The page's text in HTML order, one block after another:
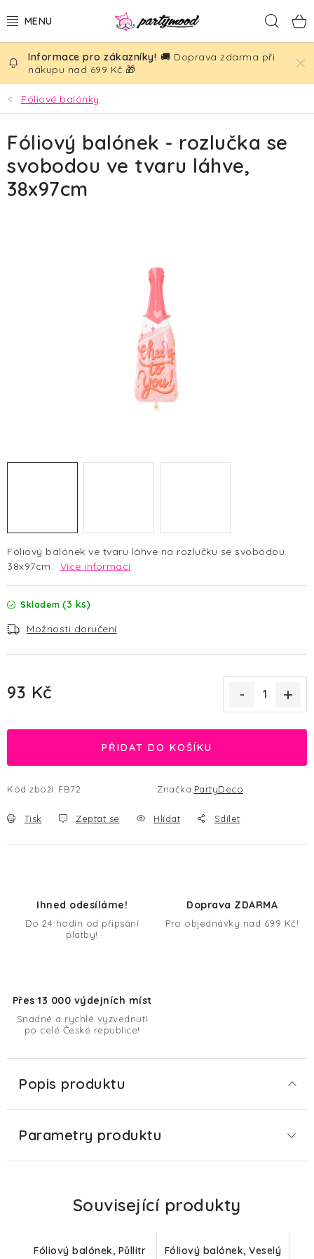
na
BALÓNKY
PÁRTY DEKORACE
PÁRTY DOPLŇKY
TÉMATA
🚚 Doprava zdarma při
nákupu nad 699 Kč 🎁
Fóliové balónky
Fóliový balónek ve tvaru láhve na rozlučku se svobodou.
38x97cm.
Více informací
Skladem (3 ks)
Možnosti doručení
93 Kč
PŘIDAT DO KOŠÍKU
Kód zboží: FB72 Značka:PartyDeco
Tisk Zeptat se Hlídat Sdílet
Fóliový balónek - rozlučka se
svobodou ve tvaru láhve,
38x97cm
Ihned odesíláme!
Do 24 hodin od připsání
platby!
Doprava ZDARMA
Pro objednávky nad 699 Kč!
Přes 13 000 výdejních míst
Snadné a rychlé vyzvednutí
po celé České republice!
Popis produktu
Parametry produktu
Související produkty
Fóliový balónek, Půllitr Fóliový balónek, Veselý